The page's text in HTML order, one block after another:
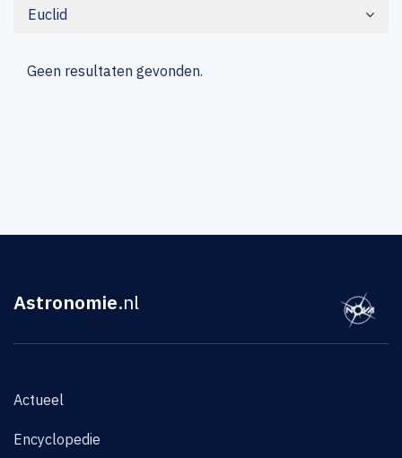
Euclid
Geen resultaten gevonden.
Astronomie.nl
Actueel
Encyclopedie